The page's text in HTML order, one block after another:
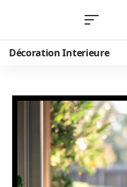
Décoration Interieure